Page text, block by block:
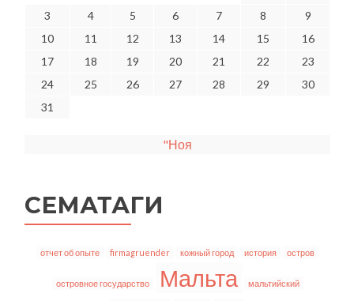
3
4 5 6 7 8
9
10
11 12 13 14 15
16
17
18 19 20 21 22
23
24
25 26 27 28 29
30
31
"Ноя
СЕМАТАГИ
отчет об опыте firmagruender кожный город история остров
островное государство Мальта мальтийский